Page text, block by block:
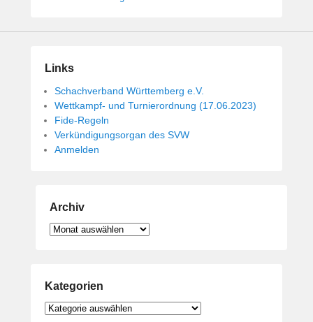
Links
Schachverband Württemberg e.V.
Wettkampf- und Turnierordnung (17.06.2023)
Fide-Regeln
Verkündigungsorgan des SVW
Anmelden
Archiv
Archiv
Kategorien
Kategorien